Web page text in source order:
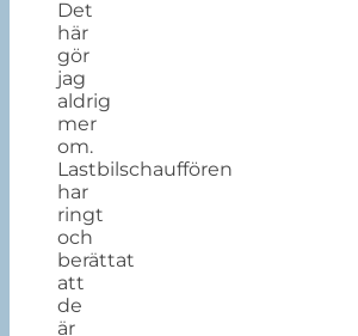
Det
här
gör
jag
aldrig
mer
om.
Lastbilschauffören
har
ringt
och
berättat
att
de
är